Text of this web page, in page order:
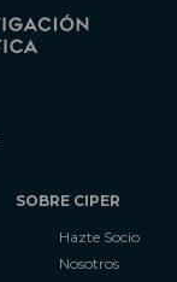
SOBRE CIPER
Hazte Socio
Nosotros